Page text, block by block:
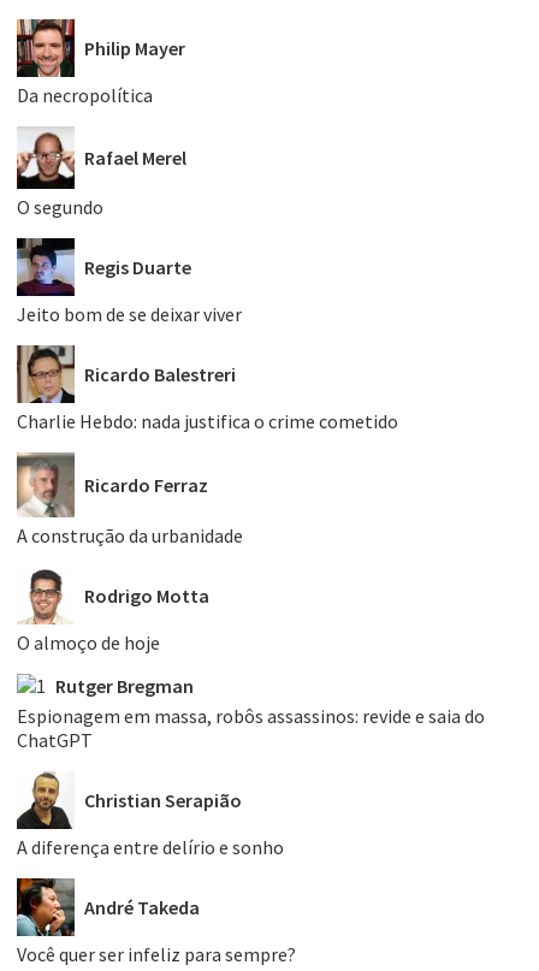
Philip Mayer
Da necropolítica
Rafael Merel
O segundo
Regis Duarte
Jeito bom de se deixar viver
Ricardo Balestreri
Charlie Hebdo: nada justifica o crime cometido
Ricardo Ferraz
A construção da urbanidade
Rodrigo Motta
O almoço de hoje
Rutger Bregman
Espionagem em massa, robôs assassinos: revide e saia do
ChatGPT
Christian Serapião
A diferença entre delírio e sonho
André Takeda
Você quer ser infeliz para sempre?